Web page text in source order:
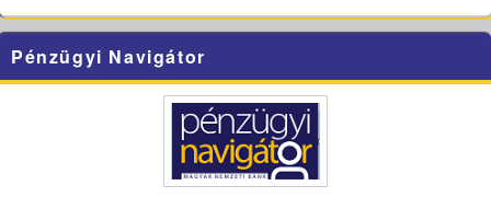
Pénzügyi Navigátor